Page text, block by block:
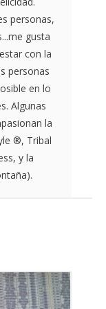
personas,
gusta
con la
personas
en lo
Algunas
la
®, Tribal
y la